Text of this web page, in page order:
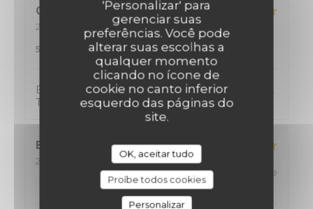
'Personalizar' para
gerenciar suas
preferências. Você pode
alterar suas escolhas a
qualquer momento
clicando no ícone de
cookie no canto inferior
esquerdo das páginas do
site.
OK, aceitar tudo
Proíbe todos cookies
Personalizar
Catherine
2026-08-01
- 20:00 - guests 2
4/5 ambience:4/5 menu :
5
quality_price:5/5
Énormément de choix et donc difficile de choisir.
Tout était excellent !!
Elisabeth
2026-08-01
- 12:30 - guests 2
ambience:5/5 menu:5/5
quality_price
: